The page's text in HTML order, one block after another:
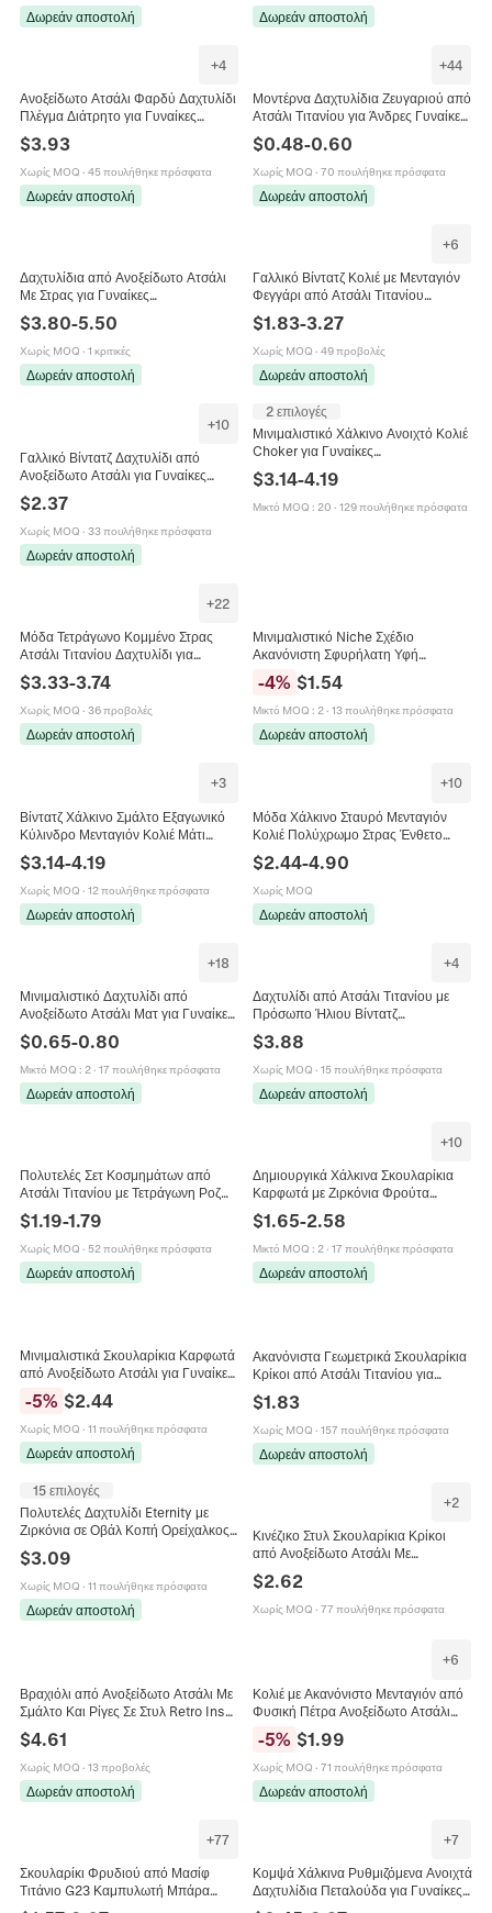
Δωρεάν αποστολή Δωρεάν αποστολή
+4
Ανοξείδωτο Ατσάλι Φαρδύ Δαχτυλίδι
Πλέγμα Διάτρητο για Γυναίκες
Γαλβανισμένο με Στρας Ένθετο
Γεωμετρικό Κοσμήματα Μόδας
$3.93
Χωρίς MOQ · 45 πουλήθηκε πρόσφατα
Δωρεάν αποστολή
+44
Μοντέρνα Δαχτυλίδια Ζευγαριού από
Ατσάλι Τιτανίου για Άνδρες Γυναίκες
Μινιμαλιστικό Γυαλισμένο Λοξότμητο
Δαχτυλίδι Απλή Βέρα Χρυσό Ασημί
Μαύρο Ροζ Χρυσό Κοσμήματα Δώρο
$0.48-0.60
Χωρίς MOQ · 70 πουλήθηκε πρόσφατα
Δωρεάν αποστολή
Δαχτυλίδια από Ανοξείδωτο Ατσάλι
Με Στρας για Γυναίκες
Επιχρυσωμένα Γεωμετρικά Ανοιχτά
Ρυθμιζόμενα Κοσμήματα Μόδας
Πάρτι
$3.80-5.50
Χωρίς MOQ · 1 κριτικές
Δωρεάν αποστολή
+6
Γαλλικό Βίντατζ Κολιέ με Μενταγιόν
Φεγγάρι από Ατσάλι Τιτανίου
Επιχρυσωμένο 18K Πολυτελή
Κοσμήματα με Πολύχρωμες Χάντρες
για Γυναίκες
$1.83-3.27
Χωρίς MOQ · 49 προβολές
Δωρεάν αποστολή
+10
Γαλλικό Βίντατζ Δαχτυλίδι από
Ανοξείδωτο Ατσάλι για Γυναίκες
Μαργαριτάρι Στρας Χρυσό Ασημί
Κόσμημα Δώρο
$2.37
Χωρίς MOQ · 33 πουλήθηκε πρόσφατα
Δωρεάν αποστολή
2 επιλογές
Μινιμαλιστικό Χάλκινο Ανοιχτό Κολιέ
Choker για Γυναίκες
Λουστραρισμένο Μεταλλικό
Γεωμετρικό Άκαμπτο Κολάρο
Κοσμήματα Μόδας
$3.14-4.19
Μικτό MOQ : 20 · 129 πουλήθηκε πρόσφατα
+22
Μόδα Τετράγωνο Κομμένο Στρας
Ατσάλι Τιτανίου Δαχτυλίδι για
Γυναίκες Χρυσό Ασημί Γαλβανισμένο
Πολύχρωμο Πολύτιμο Λίθο
Γεωμετρικό Δαχτυλίδι Κοσμήματα
Δώρο
$3.33-3.74
Χωρίς MOQ · 36 προβολές
Δωρεάν αποστολή
Μινιμαλιστικό Niche Σχέδιο
Ακανόνιστη Σφυρήλατη Υφή
Δαχτυλίδι από Ατσάλι Τιτανίου
Γαλβανισμένο Χρυσό 18K Βίντατζ
Γεωμετρικό Δαχτυλίδι για Γυναίκες
-4% $1.54
Μικτό MOQ : 2· 13 πουλήθηκε πρόσφατα
Δωρεάν αποστολή
+3
Βίντατζ Χάλκινο Σμάλτο Εξαγωνικό
Κύλινδρο Μενταγιόν Κολιέ Μάτι
Γυναικεία Κοσμήματα
$3.14-4.19
Χωρίς MOQ · 12 πουλήθηκε πρόσφατα
Δωρεάν αποστολή
+10
Μόδα Χάλκινο Σταυρό Μενταγιόν
Κολιέ Πολύχρωμο Στρας Ένθετο
Γυναίκες Θρησκευτικό Δώρο
$2.44-4.90
Χωρίς MOQ
Δωρεάν αποστολή
+18
Μινιμαλιστικό Δαχτυλίδι από
Ανοξείδωτο Ατσάλι Ματ για Γυναίκες
18K Χρυσό Ασημί Επίστρωση
Δαχτυλίδι Τριπλής Στρώσης
Κοσμήματα Μόδας
$0.65-0.80
Μικτό MOQ : 2· 17 πουλήθηκε πρόσφατα
Δωρεάν αποστολή
+4
Δαχτυλίδι από Ατσάλι Τιτανίου με
Πρόσωπο Ήλιου Βίντατζ
Επιμεταλλωμένο Γεωμετρικό
Σκαλιστό για Άνδρες Γυναίκες
Κοσμήματα
$3.88
Χωρίς MOQ · 15 πουλήθηκε πρόσφατα
Δωρεάν αποστολή
Πολυτελές Σετ Κοσμημάτων από
Ατσάλι Τιτανίου με Τετράγωνη Ροζ
Ζιρκόνια Κολιέ με Τετράγωνο
Μενταγιόν Σκουλαρίκια Καρφωτά
Ανοιχτό Δαχτυλίδι για Γυναίκες
$1.19-1.79
Χωρίς MOQ · 52 πουλήθηκε πρόσφατα
Δωρεάν αποστολή
+10
Δημιουργικά Χάλκινα Σκουλαρίκια
Καρφωτά με Ζιρκόνια Φρούτα
Ανανάς Φράουλα Κεράσι Μπανάνα
Παγωτό Σχήμα Πολύχρωμα
Σκουλαρίκια για Γυναίκες Κοσμήματα
$1.65-2.58
Μικτό MOQ : 2· 17 πουλήθηκε πρόσφατα
Δωρεάν αποστολή
Μινιμαλιστικά Σκουλαρίκια Καρφωτά
από Ανοξείδωτο Ατσάλι για Γυναίκες
Χρυσό Γεωμετρικά Κοσμήματα
-5% $2.44
Χωρίς MOQ · 11 πουλήθηκε πρόσφατα
Δωρεάν αποστολή
Ακανόνιστα Γεωμετρικά Σκουλαρίκια
Κρίκοι από Ατσάλι Τιτανίου για
Σχήματος C Πανκ Κοσμήματα Δώρο
$1.83
Χωρίς MOQ · 157 πουλήθηκε πρόσφατα
Δωρεάν αποστολή
15 επιλογές
Πολυτελές Δαχτυλίδι Eternity με
Ζιρκόνια σε Οβάλ Κοπή Ορείχαλκος
Χρυσό Κοσμήματα Γάμου για
Γυναίκες KYRA
$3.09
Χωρίς MOQ · 11 πουλήθηκε πρόσφατα
Δωρεάν αποστολή
+2
Κινέζικο Στυλ Σκουλαρίκια Κρίκοι
από Ανοξείδωτο Ατσάλι Με
Επιχρυσωμένη Πέτρα σε Στυλ Ιάδης
Κρεμαστά Σκουλαρίκια για Γυναίκες
$2.62
Χωρίς MOQ · 77 πουλήθηκε πρόσφατα
Βραχιόλι από Ανοξείδωτο Ατσάλι Με
Σμάλτο Και Ρίγες Σε Στυλ Retro Ins
Τμηματοποιημένο Επιχρυσωμένο
Βραχιόλι
$4.61
Χωρίς MOQ · 13 προβολές
Δωρεάν αποστολή
+6
Κολιέ με Ακανόνιστο Μενταγιόν από
Φυσική Πέτρα Ανοξείδωτο Ατσάλι
Κοσμήματα Μόδας Δώρο
-5% $1.99
Χωρίς MOQ · 71 πουλήθηκε πρόσφατα
Δωρεάν αποστολή
+77
Σκουλαρίκι Φρυδιού από Μασίφ
Τιτάνιο G23 Καμπυλωτή Μπάρα
Εσωτερικό Σπείρωμα Ζιρκόνια
+7
Κομψά Χάλκινα Ρυθμιζόμενα Ανοιχτά
Δαχτυλίδια Πεταλούδα για Γυναίκες
Ασημένια με Ένθετα Στρας